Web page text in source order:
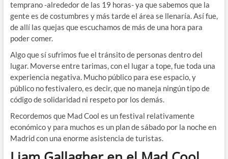
temprano -alrededor de las 19 horas- ya que sabemos que la
gente es de costumbres y más tarde el área se llenaría. Así fue,
de allí las quejas que escuchamos de más de una hora para
poder comer.
Algo que sí sufrimos fue el tránsito de personas dentro del
lugar. Moverse entre tarimas, con el lugar a tope, fue toda una
experiencia negativa. Mucho público para ese espacio, y
público no festivalero, es decir, que no maneja ningún tipo de
código de solidaridad ni respeto por los demás.
Recordemos que Mad Cool es un festival relativamente
económico y para muchos es un plan de sábado por la noche en
Madrid con una enorme asistencia de turistas.